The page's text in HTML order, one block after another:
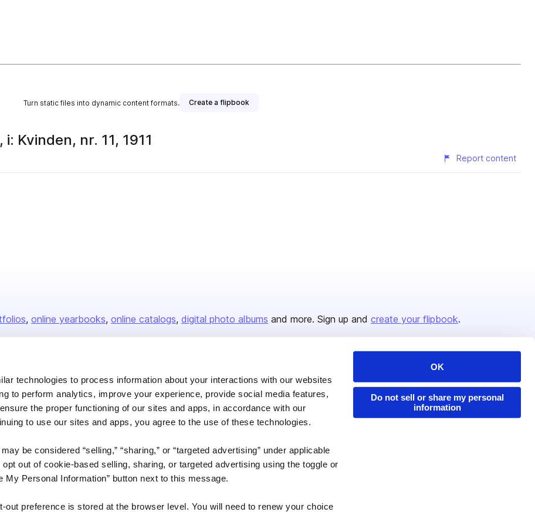
technologies to process information about your interactions with our websites
to perform analytics, improve your experience, provide social media features,
the proper functioning of our sites and apps, in accordance with our
to use our sites and apps, you agree to the use of these technologies.
be considered “selling,” “sharing,” or “targeted advertising” under applicable
out of cookie-based selling, sharing, or targeted advertising using the toggle or
My Personal Information” button next to this message.
out preference is stored at the browser level. You will need to renew your choice
OK
Do not sell or share my personal
information
Turn static files into dynamic content formats. Create a flipbook
Kvinden, nr. 11, 1911
Report content
online yearbooks online catalogs digital photo albums and more. Sign up and create your flipbook.
Company
About us
Careers
Press
Contact
Issuu Platform
Content Types
Features
Industries
Developers